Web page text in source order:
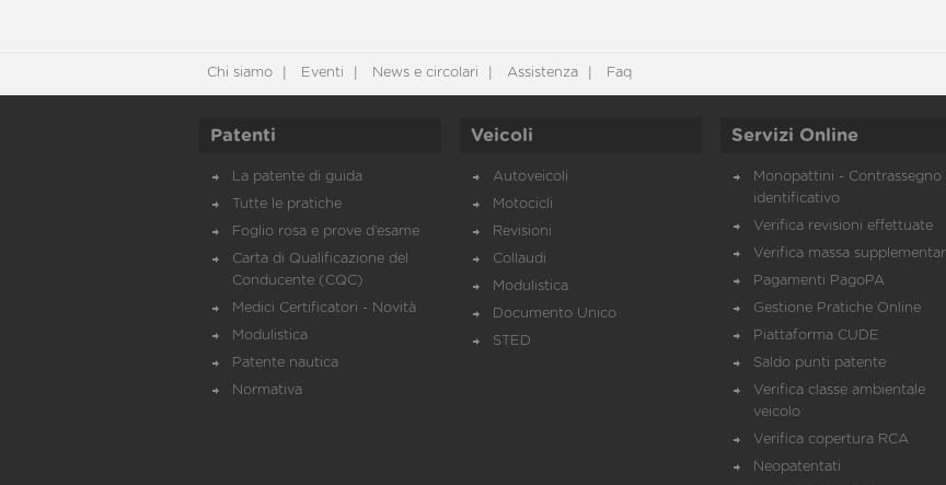
Chi siamo Eventi News e circolari Assistenza Faq
Patenti
La patente di guida
Tutte le pratiche
Foglio rosa e prove d’esame
Carta di Qualificazione del
Conducente (CQC)
Medici Certificatori - Novità
Modulistica
Patente nautica
Normativa
Veicoli
Autoveicoli
Motocicli
Revisioni
Collaudi
Modulistica
Documento Unico
STED
Servizi Online
Monopattini - Contrassegno
identificativo
Verifica revisioni effettuate
Verifica massa
Pagamenti PagoPA
Gestione Pratiche Online
Piattaforma CUDE
Saldo punti patente
Verifica classe ambientale
veicolo
Verifica copertura RCA
Neopatentati